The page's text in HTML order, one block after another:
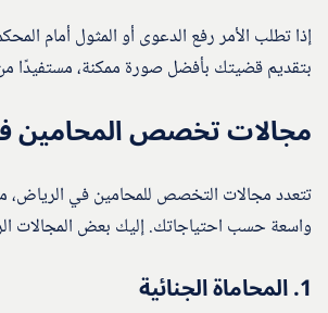
إذا تطلب الأمر رفع الدعوى أو المثول أمام
بتقديم قضيتك بأفضل صورة ممكنة، مستفيدًا من
مجالات تخصص المحامين
تتعدد مجالات التخصص للمحامين في الرياض،
واسعة حسب احتياجاتك. إليك بعض المجالات
1. المحاماة الجنائية